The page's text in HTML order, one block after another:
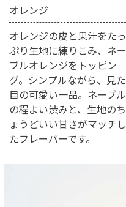
オレンジ
オレンジの皮と果汁をたっ
ぷり生地に練りこみ、ネー
ブルオレンジをトッピン
グ。シンプルながら、見た
目の可愛い一品。ネーブル
の程よい渋みと、生地のち
ょうどいい甘さがマッチし
たフレーバーです。